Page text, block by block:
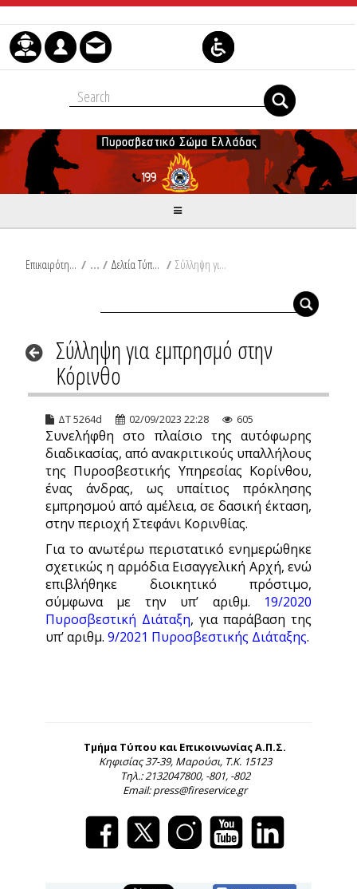
Skip to Content
Επικαιρότητα / Δελτία Τύπου / Σύλληψη για εμπρησμό στην Κόρινθο
Σύλληψη για εμπρησμό στην
Κόρινθο
ΔΤ 5264d 02/09/2023 22:28 605
Συνελήφθη στο πλαίσιο της αυτόφωρης
διαδικασίας, από ανακριτικούς υπαλλήλους
της Πυροσβεστικής Υπηρεσίας Κορίνθου,
ένας άνδρας, ως υπαίτιος πρόκλησης
εμπρησμού από αμέλεια, σε δασική έκταση,
στην περιοχή Στεφάνι Κορινθίας.
Για το ανωτέρω περιστατικό ενημερώθηκε
σχετικώς η αρμόδια Εισαγγελική Αρχή, ενώ
επιβλήθηκε διοικητικό πρόστιμο,
σύμφωνα με την υπ’ αριθμ. 19/2020
Πυροσβεστική Διάταξη, για παράβαση της
υπ’ αριθμ. 9/2021 Πυροσβεστικής Διάταξης.
Τμήμα Τύπου και Επικοινωνίας Α.Π.Σ.
Κηφισίας 37-39, Μαρούσι, Τ.Κ. 15123
Τηλ.: 2132047800, -801, -802
Email: press@fireservice.gr